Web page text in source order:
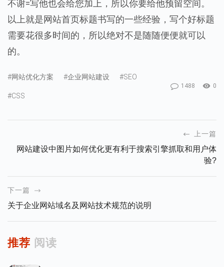
不谢=写他也会给您加上，所以你要给他预留空间。
以上就是网站首页标题书写的一些经验，写个好标题
需要花很多时间的，所以绝对不是随随便便就可以
的。
#网站优化方案 #企业网站建设 #SEO
#CSS
1488 0
上一篇
网站建设中图片如何优化更有利于搜索引擎抓取和用户体
验?
下一篇
关于企业网站域名及网站技术规范的说明
推荐 阅读